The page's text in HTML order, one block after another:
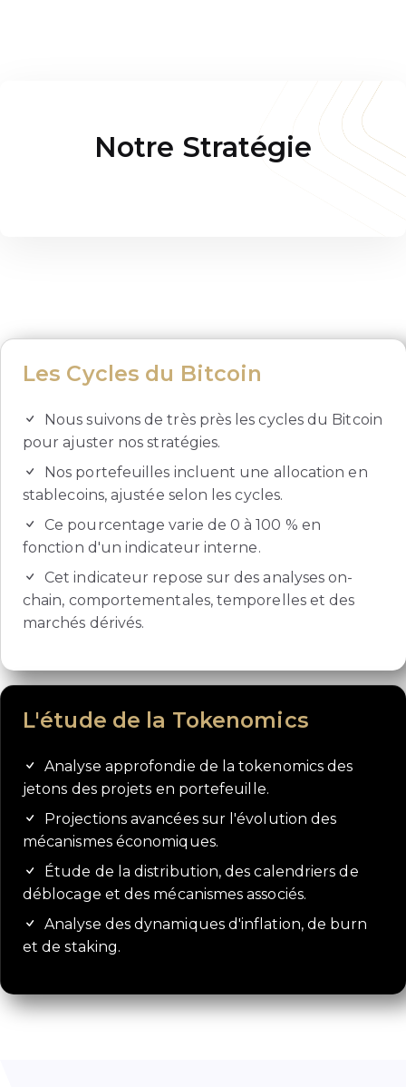
Notre Stratégie
Les Cycles du Bitcoin
Nous suivons de très près les cycles du Bitcoin
pour ajuster nos stratégies.
Nos portefeuilles incluent une allocation en
stablecoins, ajustée selon les cycles.
Ce pourcentage varie de 0 à 100 % en
fonction d'un indicateur interne.
Cet indicateur repose sur des analyses on-
chain, comportementales, temporelles et des
marchés dérivés.
L'étude de la Tokenomics
Analyse approfondie de la tokenomics des
jetons des projets en portefeuille.
Projections avancées sur l'évolution des
mécanismes économiques.
Étude de la distribution, des calendriers de
déblocage et des mécanismes associés.
Analyse des dynamiques d'inflation, de burn
et de staking.